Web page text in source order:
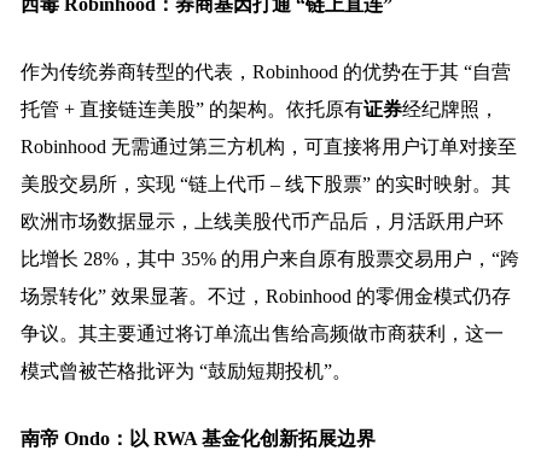
西毒 Robinhood：券商基因打通 “链上直连”
作为传统券商转型的代表，Robinhood 的优势在于其 “自营
托管 + 直接链连美股” 的架构。依托原有证券经纪牌照，
Robinhood 无需通过第三方机构，可直接将用户订单对接至
美股交易所，实现 “链上代币 – 线下股票” 的实时映射。其
欧洲市场数据显示，上线美股代币产品后，月活跃用户环
比增长 28%，其中 35% 的用户来自原有股票交易用户，“跨
场景转化” 效果显著。不过，Robinhood 的零佣金模式仍存
争议。其主要通过将订单流出售给高频做市商获利，这一
模式曾被芒格批评为 “鼓励短期投机”。
南帝 Ondo：以 RWA 基金化创新拓展边界